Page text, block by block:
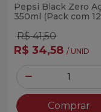
Pepsi Black Zero
350ml (Pack com 12
R$ 41,50
R$ 34,58 / UNID
Diminuir
Quantidade
Comprar